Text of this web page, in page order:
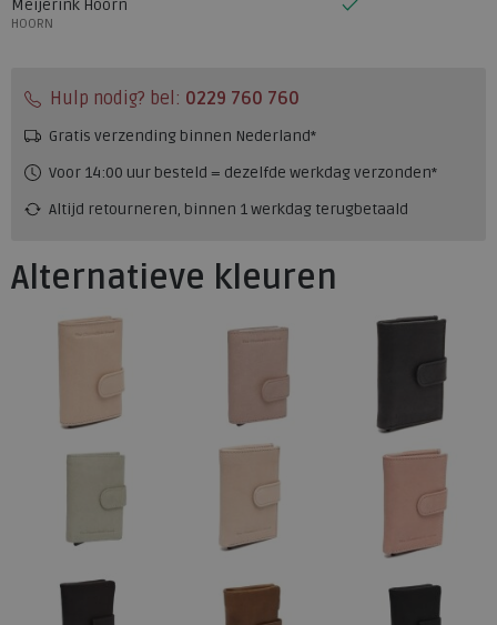
Meijerink Hoorn
HOORN
Hulp nodig? bel: 0229 760 760
Gratis verzending binnen Nederland*
Voor 14:00 uur besteld = dezelfde werkdag verzonden*
Altijd retourneren, binnen 1 werkdag terugbetaald
Alternatieve kleuren